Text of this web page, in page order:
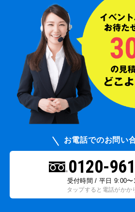
お電話でのお問い
0120-
受付時間 / 平日 9:00〜
タップすると電話がかか